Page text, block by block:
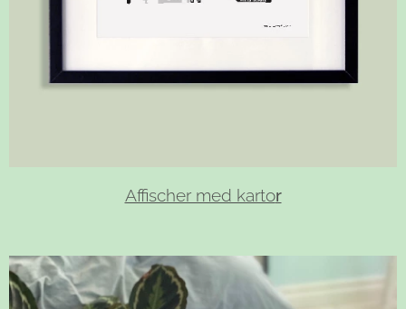
Affischer med kartor